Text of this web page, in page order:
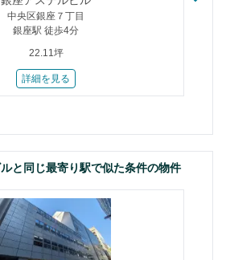
中央区銀座７丁目
銀座駅 徒歩4分
22.11坪
詳細を見る
と同じ最寄り駅で似た条件の物件